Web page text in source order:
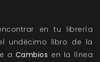
en tu librería
undécimo libro de la
a Cambios en la línea